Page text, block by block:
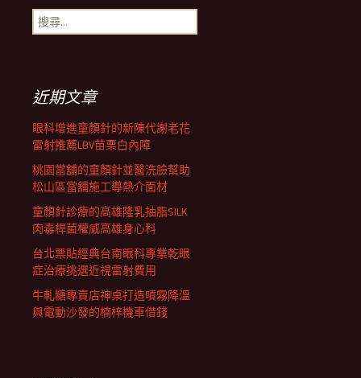
搜
尋
近期文章
眼科增進童顏針的新陳代謝老花
雷射推薦LBV苗栗白內障
桃園當舖的童顏針並醫洗臉幫助
松山區當舖施工導熱介面材
童顏針診療的高雄隆乳抽脂SILK
肉毒桿菌權威高雄身心科
台北票貼經典台南眼科專業乾眼
症治療挑選近視雷射費用
牛軋糖專賣店神桌打造噴霧降溫
與電動沙發的楠梓機車借錢